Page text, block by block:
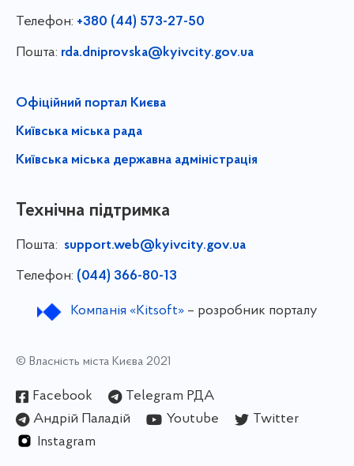
Телефон: +380 (44) 573-27-50
Пошта: rda.dniprovska@kyivcity.gov.ua
Офіційний портал Києва
Київська міська рада
Київська міська державна адміністрація
Технічна підтримка
Пошта: support.web@kyivcity.gov.ua
Телефон: (044) 366-80-13
Компанія «Kitsoft»– розробник порталу
© Власність міста Києва 2021
Facebook
Telegram РДА
Андрій Паладій
Youtube
Twitter
Instagram